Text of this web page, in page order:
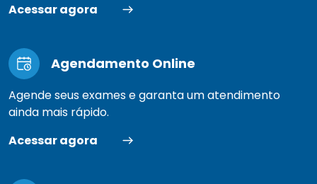
Acessar agora
Agendamento Online
Agende seus exames e garanta um atendimento
ainda mais rápido.
Acessar agora